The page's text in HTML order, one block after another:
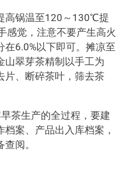
高锅温至120～130℃提
感觉，注意不要产生高火
6.0%以下即可。摊凉至
翠芽茶精制以手工为
片、断碎茶叶，筛去茶
茶生产的全过程，要建
案、产品出入库档案，
阅。